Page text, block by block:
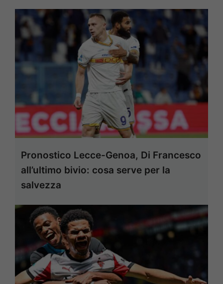
Pronostico Lecce-Genoa, Di Francesco
all’ultimo bivio: cosa serve per la
salvezza